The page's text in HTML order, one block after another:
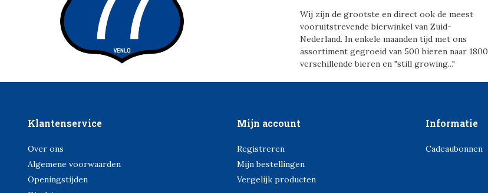
Wij zijn de grootste en direct ook de meest
vooruitstrevende bierwinkel van Zuid-
Nederland. In enkele maanden tijd met ons
assortiment gegroeid van 500 bieren naar 1800
verschillende bieren en "still growing..."
Klantenservice
Over ons
Algemene voorwaarden
Openingstijden
Mijn account
Registreren
Mijn bestellingen
Vergelijk producten
Informatie
Cadeaubonnen